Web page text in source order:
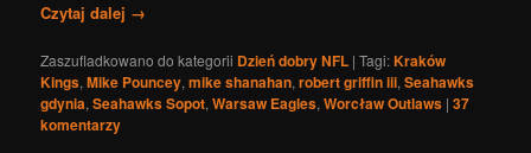
Czytaj dalej →
Zaszufladkowano do kategorii Dzień dobry NFL |Tagi:Kraków
Kings,Mike Pouncey,mike shanahan,robert griffin iii,Seahawks
gdynia,Seahawks Sopot,Warsaw Eagles,Worcław Outlaws |37
komentarzy